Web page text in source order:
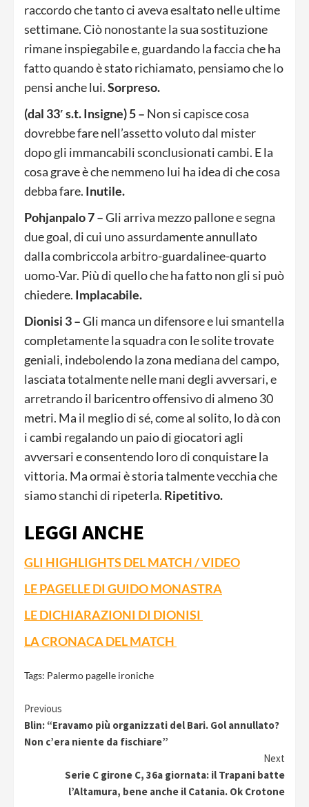
raccordo che tanto ci aveva esaltato nelle ultime
settimane. Ciò nonostante la sua sostituzione
rimane inspiegabile e, guardando la faccia che ha
fatto quando è stato richiamato, pensiamo che lo
pensi anche lui.Sorpreso.
(dal 33′ s.t. Insigne) 5 – Non si capisce cosa
dovrebbe fare nell’assetto voluto dal mister
dopo gli immancabili sconclusionati cambi. E la
cosa grave è che nemmeno lui ha idea di che cosa
debba fare. Inutile.
Pohjanpalo 7 –Gli arriva mezzo pallone e segna
due goal, di cui uno assurdamente annullato
dalla combriccola arbitro-guardalinee-quarto
uomo-Var. Più di quello che ha fatto non gli si può
chiedere. Implacabile.
Dionisi 3 –Gli manca un difensore e lui smantella
completamente la squadra con le solite trovate
geniali, indebolendo la zona mediana del campo,
lasciata totalmente nelle mani degli avversari, e
arretrando il baricentro offensivo di almeno 30
metri. Ma il meglio di sé, come al solito, lo dà con
i cambi regalando un paio di giocatori agli
avversari e consentendo loro di conquistare la
vittoria. Ma ormai è storia talmente vecchia che
siamo stanchi di ripeterla. Ripetitivo.
LEGGI ANCHE
GLI HIGHLIGHTS DEL MATCH / VIDEO
LE PAGELLE DI GUIDO MONASTRA
LE DICHIARAZIONI DI DIONISI
LA CRONACA DEL MATCH
Tags: Palermo pagelle ironiche
Continue
Reading
Previous
Blin: “Eravamo più organizzati del Bari. Gol annullato?
Non c’era niente da fischiare”
Next
Serie C girone C, 36a giornata: il Trapani batte
l’Altamura, bene anche il Catania. Ok Crotone